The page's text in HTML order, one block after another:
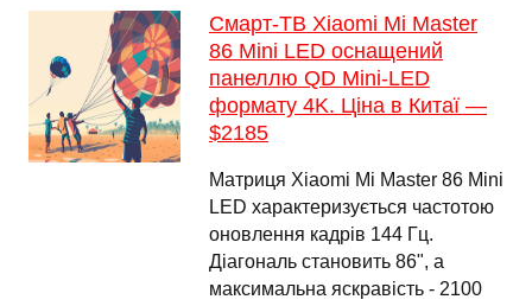
Смарт-ТВ Xiaomi Mi Master
86 Mini LED оснащений
панеллю QD Mini-LED
формату 4K. Ціна в Китаї —
$2185
Матриця Xiaomi Mi Master 86 Mini
LED характеризується частотою
оновлення кадрів 144 Гц.
Діагональ становить 86", а
максимальна яскравість - 2100